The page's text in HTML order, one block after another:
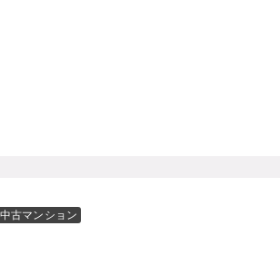
中古マンション